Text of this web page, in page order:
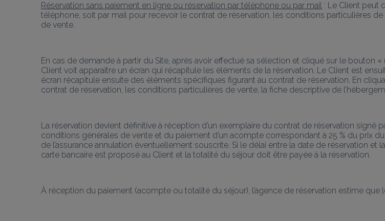
Réservation sans paiement en ligne ou réservation par téléphone ou par mail : Le Client peut
téléphone, soit par mail pour recevoir le contrat de réservation, les conditions particulières
de vente.
En cas de demande à partir du Site, après avoir effectué sa sélection et cliqué sur le bouton «
Client voit apparaître un écran qui récapitule les éléments de la réservation. Le Client est
écran récapitule ensuite des éléments spécifiques figurant au contrat de réservation. En
contrat de réservation, les conditions particulières de vente, la fiche descriptive de
La réservation devient définitive à réception d’un exemplaire du contrat de réservation signé
conditions générales de vente et du paiement d’un acompte correspondant à 25 % du prix
de l’assurance annulation éventuellement souscrite. Si le délai entre la date de réservation
carte bancaire est proposé au Client et la totalité du séjour doit être payée à la réservation.
À réception du paiement (acompte ou totalité du séjour), l’agence de réservation estime